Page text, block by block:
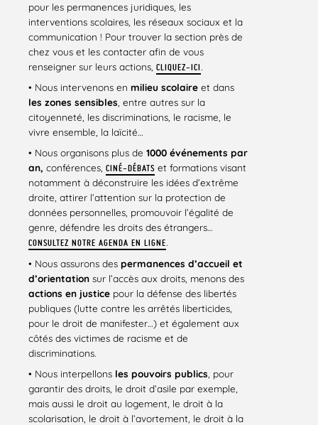
pour les permanences juridiques, les
interventions scolaires, les réseaux sociaux et la
communication ! Pour trouver la section près de
chez vous et les contacter afin de vous
renseigner sur leurs actions, CLIQUEZ-ICI .
• Nous intervenons en milieu scolaire et dans
les zones sensibles , entre autres sur la
citoyenneté, les discriminations, le racisme, le
vivre ensemble, la laïcité…
• Nous organisons plus de 1000 événements par
an, conférences, CINÉ-DÉBATS et formations visant
notamment à déconstruire les idées d’extrême
droite, attirer l’attention sur la protection de
données personnelles, promouvoir l’égalité de
genre, défendre les droits des étrangers…
CONSULTEZ NOTRE AGENDA EN LIGNE.
• Nous assurons des permanences d’accueil et
d’orientation sur l’accès aux droits, menons des
actions en justice pour la défense des libertés
publiques (lutte contre les arrêtés liberticides,
pour le droit de manifester…) et également aux
côtés des victimes de racisme et de
discriminations.
• Nous interpellons les pouvoirs publics , pour
garantir des droits, le droit d’asile par exemple,
mais aussi le droit au logement, le droit à la
scolarisation, le droit à l’avortement, le droit à la